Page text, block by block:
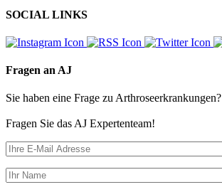
SOCIAL LINKS
Fragen an AJ
Sie haben eine Frage zu Arthroseerkrankungen?
Fragen Sie das AJ Expertenteam!